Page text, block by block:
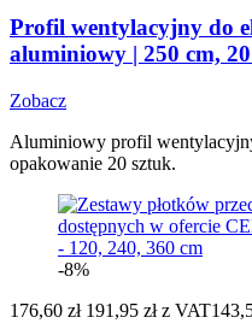
Profil wentylacyjny do
aluminiowy | 250 cm, 20
Zobacz
Aluminiowy profil
opakowanie 20 sztuk.
-8%
176,60 zł 191,95 zł z VAT